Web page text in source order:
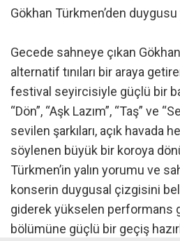
Gökhan Türkmen’den
Gecede sahneye çıkan
alternatif tınıları bir araya
festival seyircisiyle güçlü bir
“Dön”, “Aşk Lazım”, “Taş” ve
sevilen şarkıları, açık havada
söylenen büyük bir koroya
Türkmen’in yalın yorumu ve
konserin duygusal çizgisini
giderek yükselen performans
bölümüne güçlü bir geçiş